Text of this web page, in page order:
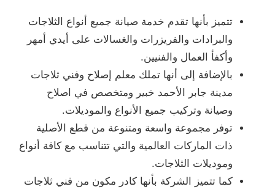
تتميز بأنها تقدم خدمة صيانة جميع أنواع الثلاجات
والبرادات والفريزرات والغسالات على أيدي أمهر
وأكفأ العمال والفنيين.
بالإضافة إلى أنها تملك معلم إصلاح وفني ثلاجات
مدينة جابر الأحمد خبير ومتخصص في اصلاح
وصيانة وتركيب جميع الأنواع والموديلات.
توفر مجموعة واسعة ومتنوعة من قطع الأصلية
ذات الماركات العالمية والتي تتناسب مع كافة أنواع
وموديلات الثلاجات.
كما تتميز الشركة بأنها كادر مكون من فني ثلاجات